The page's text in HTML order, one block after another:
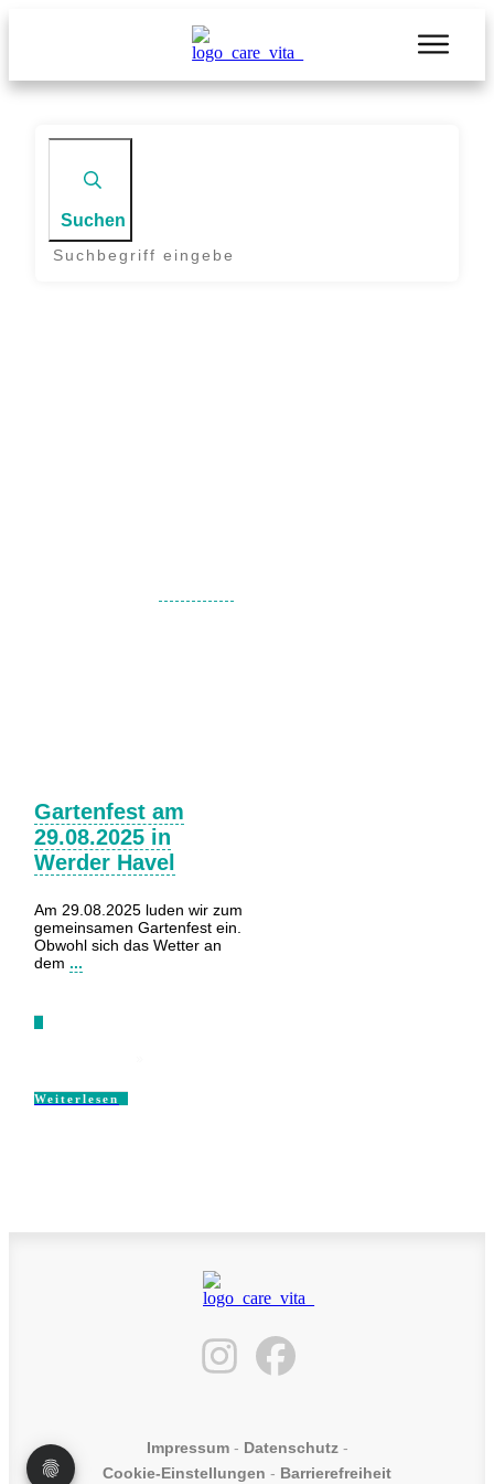
Suchen
Gartenfest am
29.08.2025 in
Werder Havel
Am 29.08.2025 luden wir zum
gemeinsamen Gartenfest ein.
Obwohl sich das Wetter an
dem ...
Weiterlesen
Impressum- Datenschutz-
Cookie-Einstellungen - Barrierefreiheit